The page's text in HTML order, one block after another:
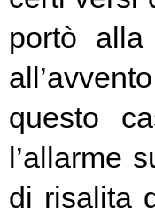
portò
questo
l’allarme
di risalita